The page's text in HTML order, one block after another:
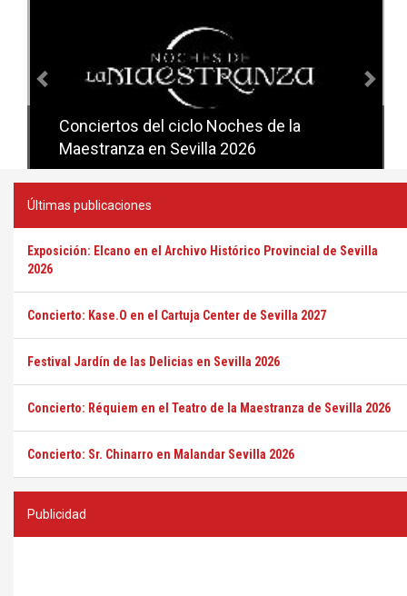
Conciertos del ciclo Noches de la
Maestranza en Sevilla 2026
Conciertos del ciclo Candlelight en
Sevilla
Últimas publicaciones
Exposición: Elcano en el Archivo Histórico Provincial de Sevilla
2026
Concierto: Kase.O en el Cartuja Center de Sevilla 2027
Festival Jardín de las Delicias en Sevilla 2026
Concierto: Réquiem en el Teatro de la Maestranza de Sevilla 2026
Concierto: Sr. Chinarro en Malandar Sevilla 2026
Publicidad